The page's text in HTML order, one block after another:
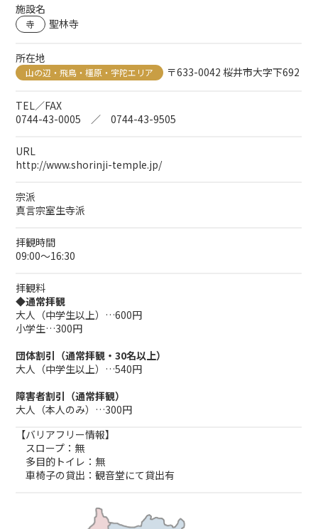
施設名
寺 聖林寺
所在地
山の辺・飛鳥・橿原・宇陀エリア 〒633-0042 桜井市大字下692
TEL／FAX
0744-43-0005 ／ 0744-43-9505
URL
http://www.shorinji-temple.jp/
宗派
真言宗室生寺派
拝観時間
09:00～16:30
拝観料
◆通常拝観
大人（中学生以上）…600円
小学生…300円
団体割引（通常拝観・30名以上）
大人（中学生以上）…540円
障害者割引（通常拝観）
大人（本人のみ）…300円
【バリアフリー情報】
スロープ：無
多目的トイレ：無
車椅子の貸出：観音堂にて貸出有